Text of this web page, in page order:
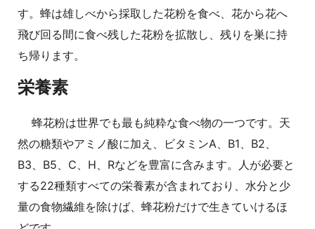
す。蜂は雄しべから採取した花粉を食べ、花から花へ
飛び回る間に食べ残した花粉を拡散し、残りを巣に持
ち帰ります。
栄養素
蜂花粉は世界でも最も純粋な食べ物の一つです。天
然の糖類やアミノ酸に加え、ビタミンA、B1、B2、
B3、B5、C、H、Rなどを豊富に含みます。人が必要と
する22種類すべての栄養素が含まれており、水分と少
量の食物繊維を除けば、蜂花粉だけで生きていけるほ